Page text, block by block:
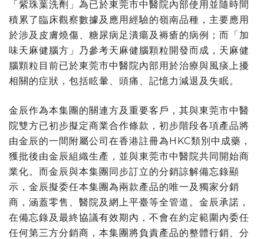
「紫珠葉洗劑」為已於東莞市中醫院內部使用並隨時間
積累了臨床觀察數據及應用經驗的嶺南品種，主要應用
於涉及皮膚燒傷、糖尿病足潰瘍及褥瘡的病例；而「加
味天麻健腦方」乃參考天麻健腦顆粒開發而成，天麻健
腦顆粒目前已於東莞市中醫院內部用於治療與風痰上擾
相關的症狀，包括眩暈、頭痛、記憶力減退及失眠。
金辰作為本集團的關連方及重要客戶，其與東莞市中醫
院雙方已初步擬定商業合作條款，初步階段各項產品將
由金辰的一間附屬公司在香港註冊為HKC類別中成藥，
獲批後由金辰組織生產，並與東莞市中醫院共同開始商
業化。而金辰與本集團同步訂立的分銷諒解備忘錄顯
示，金辰擬委任本集團為兩款產品的唯一及獨家分銷
商，涵蓋零售、醫院及網上平臺等全管道。金辰承諾，
在備忘錄及最終協議有效期內，不會在約定範圍內委任
任何第三方分銷商，本集團將負責產品的整體行銷、分